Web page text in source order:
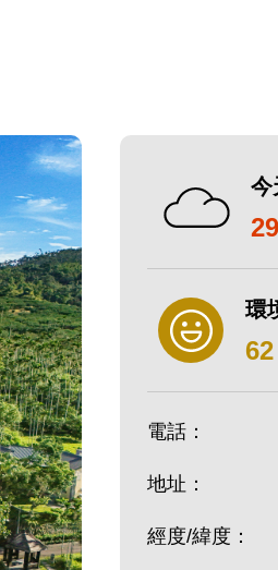
今
環
電話：
地址：
經度/緯度：